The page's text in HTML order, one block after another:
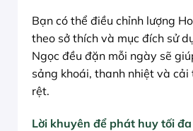
Bạn có thể điều chỉnh lượng
theo sở thích và mục đích sử
Ngọc đều đặn mỗi ngày sẽ
sảng khoái, thanh nhiệt và cải
rệt.
Lời khuyên để phát huy tối